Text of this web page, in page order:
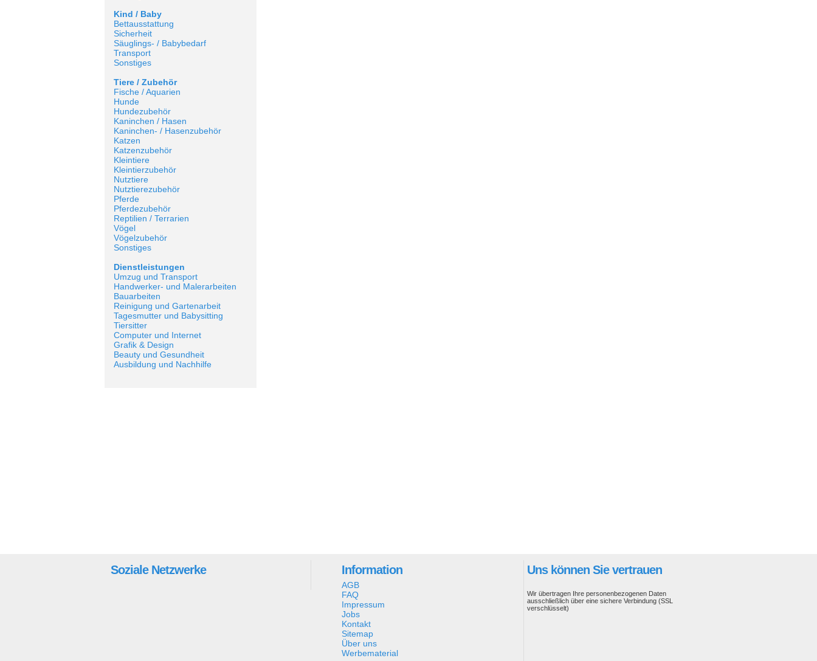
Kind / Baby
Bettausstattung
Sicherheit
Säuglings- / Babybedarf
Transport
Sonstiges
Tiere / Zubehör
Fische / Aquarien
Hunde
Hundezubehör
Kaninchen / Hasen
Kaninchen- / Hasenzubehör
Katzen
Katzenzubehör
Kleintiere
Kleintierzubehör
Nutztiere
Nutztierezubehör
Pferde
Pferdezubehör
Reptilien / Terrarien
Vögel
Vögelzubehör
Sonstiges
Dienstleistungen
Umzug und Transport
Handwerker- und Malerarbeiten
Bauarbeiten
Reinigung und Gartenarbeit
Tagesmutter und Babysitting
Tiersitter
Computer und Internet
Grafik & Design
Beauty und Gesundheit
Ausbildung und Nachhilfe
Soziale Netzwerke Information
AGB
FAQ
Impressum
Jobs
Kontakt
Sitemap
Über uns
Werbematerial
Uns können Sie vertrauen
Wir übertragen Ihre personenbezogenen Daten
ausschließlich über eine sichere Verbindung (SSL
verschlüsselt)